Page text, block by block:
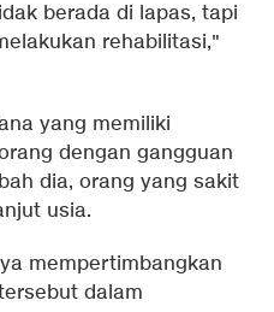
berada di lapas, tapi
rehabilitasi,"
yang memiliki
dengan gangguan
dia, orang yang sakit
usia.
mempertimbangkan
dalam